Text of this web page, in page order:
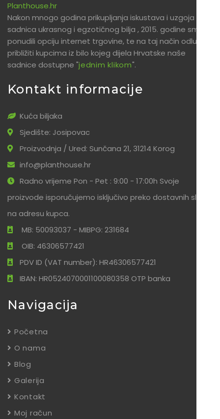
Planthouse.hr
Nakon mnogo godina prikupljanja iskustava i uzgoja
sadnica ukrasnog i egzotičnog bilja , 2015. godine smo
ponudili opciju internet trgovine, te na taj način odlučili
približiti kupcima iz bilo kojeg dijela Hrvatske naše
sadnice dostupne "jednim klikom".
Kontakt informacije
Kuća biljaka
Sjedište: Josipovac
Proizvodnja / Ured: Sunčana 21, 31214 Korog
info@planthouse.hr
Radno vrijeme Pon - Pet : 9:00 - 17:00h Svoje
proizvode isporučujemo isključivo preko dostavnih službi
na adresu kupca.
MB: 50093037 - MIBPG: 231684
OIB: 46306577421
PDV ID (VAT number): HR46306577421
IBAN: HR0524070001100080358 OTP banka
Navigacija
Početna
O nama
Blog
Galerija
Kontakt
Moj račun